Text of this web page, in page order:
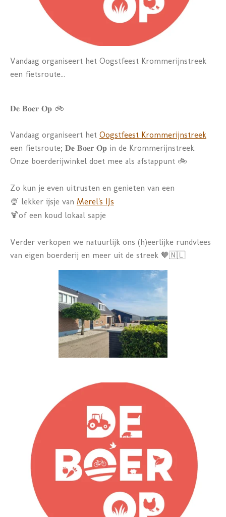
Vandaag organiseert het Oogstfeest Krommerijnstreek
een fietsroute...
𝐃𝐞 𝐁𝐨𝐞𝐫 𝐎𝐩 🚲
Vandaag organiseert het Oogstfeest Krommerijnstreek
een fietsroute; 𝐃𝐞 𝐁𝐨𝐞𝐫 𝐎𝐩 in de Krommerijnstreek.
Onze boerderijwinkel doet mee als afstappunt 🚲
Zo kun je even uitrusten en genieten van een
🍨 lekker ijsje van Merel's IJs
🍹of een koud lokaal sapje
Verder verkopen we natuurlijk ons (h)eerlijke rundvlees
van eigen boerderij en meer uit de streek 🧡🇳🇱